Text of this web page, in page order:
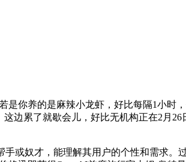
你养的是麻辣小龙虾，好比每隔1小时
边累了就歇会儿，好比无机构正在2月
奴才，能理解其用户的个性和需求。